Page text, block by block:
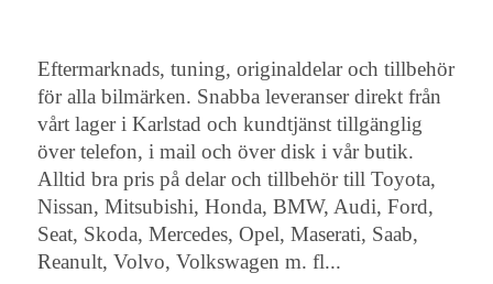
Eftermarknads, tuning, originaldelar och tillbehör
för alla bilmärken. Snabba leveranser direkt från
vårt lager i Karlstad och kundtjänst tillgänglig
över telefon, i mail och över disk i vår butik.
Alltid bra pris på delar och tillbehör till Toyota,
Nissan, Mitsubishi, Honda, BMW, Audi, Ford,
Seat, Skoda, Mercedes, Opel, Maserati, Saab,
Reanult, Volvo, Volkswagen m. fl...